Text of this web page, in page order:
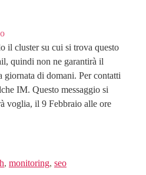
il cluster su cui si trova questo
quindi non ne garantirà il
giornata di domani. Per contatti
IM. Questo messaggio si
voglia, il 9 Febbraio alle ore
, monitoring, seo